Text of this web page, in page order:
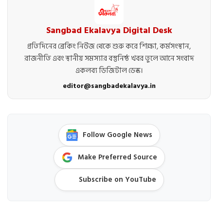
Sangbad Ekalavya Digital Desk
প্রতিদিনের ব্রেকিং নিউজ থেকে শুরু করে শিক্ষা, কর্মসংস্থান,
রাজনীতি এবং স্থানীয় সমস্যার বস্তুনিষ্ঠ খবর তুলে আনে সংবাদ
একলব্য ডিজিটাল ডেস্ক।
editor@sangbadekalavya.in
Follow Google News
Make Preferred Source
Subscribe on YouTube